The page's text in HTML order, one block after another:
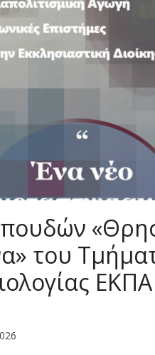
του
ΕΚΠΑ